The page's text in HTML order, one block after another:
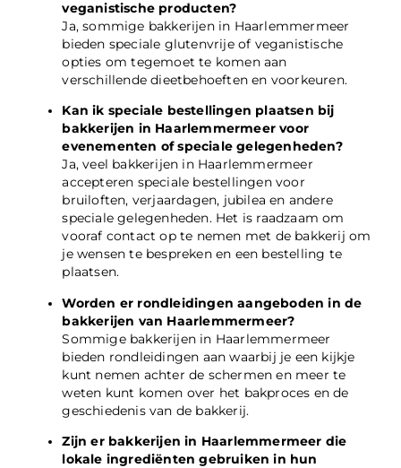
veganistische producten?
Ja, sommige bakkerijen in Haarlemmermeer
bieden speciale glutenvrije of veganistische
opties om tegemoet te komen aan
verschillende dieetbehoeften en voorkeuren.
Kan ik speciale bestellingen plaatsen bij
bakkerijen in Haarlemmermeer voor
evenementen of speciale gelegenheden?
Ja, veel bakkerijen in Haarlemmermeer
accepteren speciale bestellingen voor
bruiloften, verjaardagen, jubilea en andere
speciale gelegenheden. Het is raadzaam om
vooraf contact op te nemen met de bakkerij om
je wensen te bespreken en een bestelling te
plaatsen.
Worden er rondleidingen aangeboden in de
bakkerijen van Haarlemmermeer?
Sommige bakkerijen in Haarlemmermeer
bieden rondleidingen aan waarbij je een kijkje
kunt nemen achter de schermen en meer te
weten kunt komen over het bakproces en de
geschiedenis van de bakkerij.
Zijn er bakkerijen in Haarlemmermeer die
lokale ingrediënten gebruiken in hun